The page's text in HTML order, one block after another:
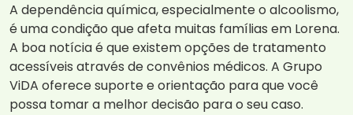
A dependência química, especialmente o alcoolismo,
é uma condição que afeta muitas famílias em Lorena.
A boa notícia é que existem opções de tratamento
acessíveis através de convênios médicos. A Grupo
ViDA oferece suporte e orientação para que você
possa tomar a melhor decisão para o seu caso.